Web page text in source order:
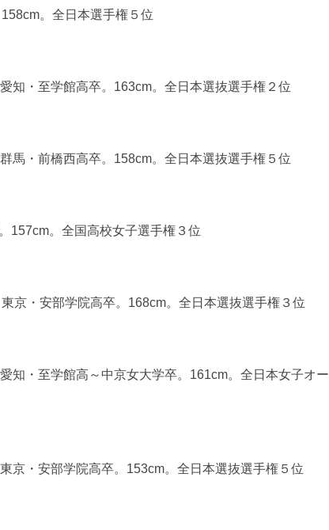
。全日本選手権５位
知・至学館高卒。163cm。全日本選抜選手権２位
馬・前橋西高卒。158cm。全日本選抜選手権５位
157cm。全国高校女子選手権３位
京・安部学院高卒。168cm。全日本選抜選手権３位
知・至学館高～中京女大学卒。161cm。全日本女子オー
京・安部学院高卒。153cm。全日本選抜選手権５位